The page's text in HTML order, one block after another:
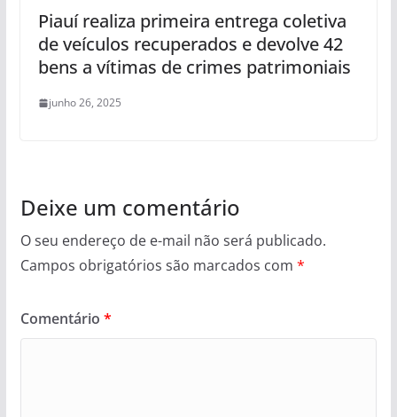
Piauí realiza primeira entrega coletiva
de veículos recuperados e devolve 42
bens a vítimas de crimes patrimoniais
junho 26, 2025
Deixe um comentário
O seu endereço de e-mail não será publicado.
Campos obrigatórios são marcados com *
Comentário *